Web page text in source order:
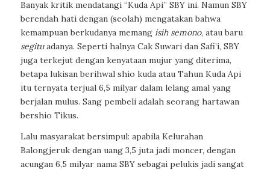
Banyak kritik mendatangi “Kuda Api” SBY ini. Namun SBY
berendah hati dengan (seolah) mengatakan bahwa
kemampuan berkudanya memang isih semono, atau baru
segituadanya. Seperti halnya Cak Suwari dan Safi’i, SBY
juga terkejut dengan kenyataan mujur yang diterima,
betapa lukisan berihwal shio kuda atau Tahun Kuda Api
itu ternyata terjual 6,5 milyar dalam lelang amal yang
berjalan mulus. Sang pembeli adalah seorang hartawan
bershio Tikus.
Lalu masyarakat bersimpul: apabila Kelurahan
Balongjeruk dengan uang 3,5 juta jadi moncer, dengan
acungan 6,5 milyar nama SBY sebagai pelukis jadi sangat